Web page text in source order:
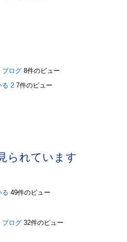
ログ 8件のビュー
る 2 7件のビュー
られています
る 49件のビュー
ログ 32件のビュー